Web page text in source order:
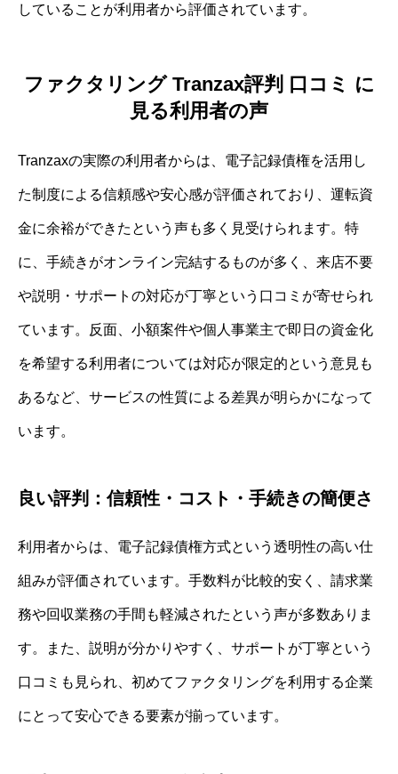
していることが利用者から評価されています。
ファクタリング Tranzax評判 口コミ に
見る利用者の声
Tranzaxの実際の利用者からは、電子記録債権を活用し
た制度による信頼感や安心感が評価されており、運転資
金に余裕ができたという声も多く見受けられます。特
に、手続きがオンライン完結するものが多く、来店不要
や説明・サポートの対応が丁寧という口コミが寄せられ
ています。反面、小額案件や個人事業主で即日の資金化
を希望する利用者については対応が限定的という意見も
あるなど、サービスの性質による差異が明らかになって
います。
良い評判：信頼性・コスト・手続きの簡便さ
利用者からは、電子記録債権方式という透明性の高い仕
組みが評価されています。手数料が比較的安く、請求業
務や回収業務の手間も軽減されたという声が多数ありま
す。また、説明が分かりやすく、サポートが丁寧という
口コミも見られ、初めてファクタリングを利用する企業
にとって安心できる要素が揃っています。